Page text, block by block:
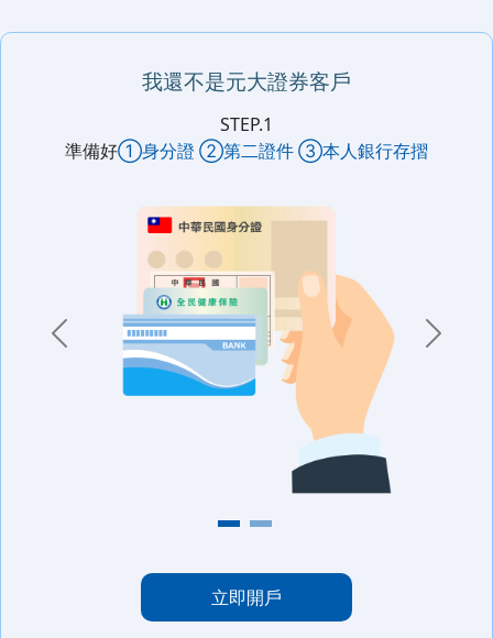
我還不是元大證券客戶
STEP.1
準備好①身分證 ②第二證件 ③本人銀行存摺
Previous Next
立即開戶